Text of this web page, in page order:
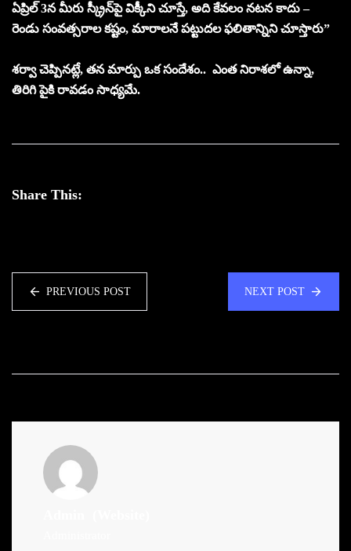
ఏప్రిల్ 3న మీరు స్క్రీన్‌పై విక్కీని చూస్తే, అది కేవలం నటన కాదు –
రెండు సంవత్సరాల కష్టం, మారాలనే పట్టుదల ఫలితాన్నిని చూస్తారు”
శర్వా చెప్పినట్లే, తన మార్పు ఒక సందేశం.. ఎంత నిరాశలో ఉన్నా,
తిరిగి పైకి రావడం సాధ్యమే.
Share This:
PREVIOUS POST NEXT POST